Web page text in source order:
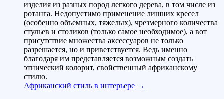
изделия из разных пород легкого дерева, в том числе из
ротанга. Недопустимо применение лишних кресел
(особенно объемных, тяжелых), чрезмерного количества
стульев и столиков (только самое необходимое), а вот
присутствие множества аксессуаров не только
разрешается, но и приветствуется. Ведь именно
благодаря им представляется возможным создать
этнический колорит, свойственный африканскому
стилю.
Африканский стиль в интерьере →